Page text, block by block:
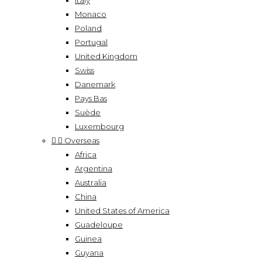
Monaco
Poland
Portugal
United Kingdom
Swiss
Danemark
Pays Bas
Suède
Luxembourg
  Overseas
Africa
Argentina
Australia
China
United States of America
Guadeloupe
Guinea
Guyana